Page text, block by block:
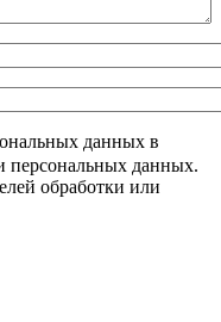
данных в
персональных данных.
обработки или